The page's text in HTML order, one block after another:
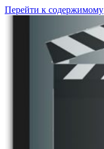
Перейти к содержимому